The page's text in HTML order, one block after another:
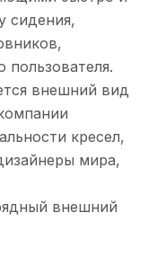
сидения,
внешний вид
кресел,
мира,
внешний